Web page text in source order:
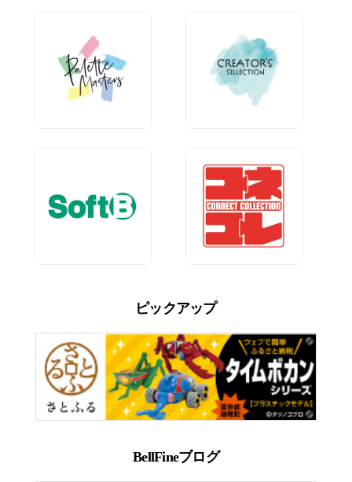
ピックアップ
BellFineブログ